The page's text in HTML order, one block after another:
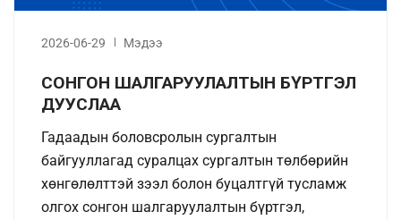
2026-06-29 Мэдээ
СОНГОН ШАЛГАРУУЛАЛТЫН БҮРТГЭЛ
ДУУСЛАА
Гадаадын боловсролын сургалтын
байгууллагад суралцах сургалтын төлбөрийн
хөнгөлөлттэй зээл болон буцалтгүй тусламж
олгох сонгон шалгаруулалтын бүртгэл,